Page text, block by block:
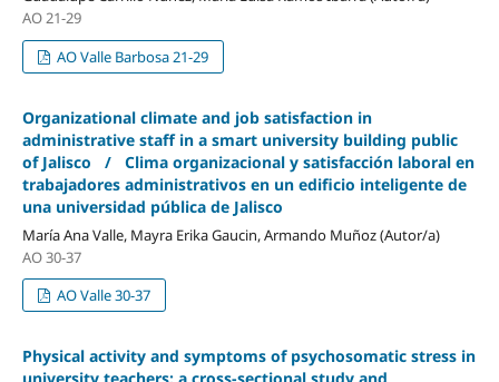
AO 21-29
AO Valle Barbosa 21-29
Organizational climate and job satisfaction in
administrative staff in a smart university building public
of Jalisco / Clima organizacional y satisfacción laboral en
trabajadores administrativos en un edificio inteligente de
una universidad pública de Jalisco
María Ana Valle, Mayra Erika Gaucin, Armando Muñoz (Autor/a)
AO 30-37
AO Valle 30-37
Physical activity and symptoms of psychosomatic stress in